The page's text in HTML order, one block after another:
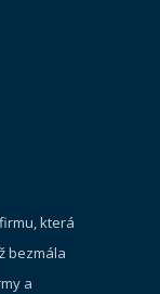
která
bezmála
a